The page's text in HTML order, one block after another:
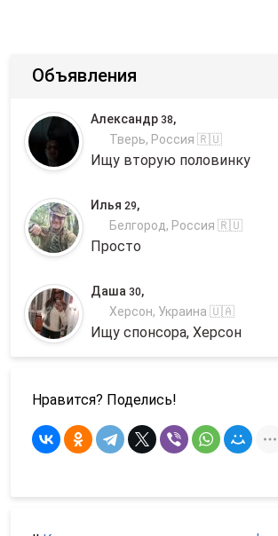
Объявления
Александр 38,
Тверь, Россия 🇷🇺
Ищу вторую половинку
Илья 29,
Белгород, Россия 🇷🇺
Просто
Даша 30,
Херсон, Украина 🇺🇦
Ищу спонсора, Херсон
Нравится? Поделись!